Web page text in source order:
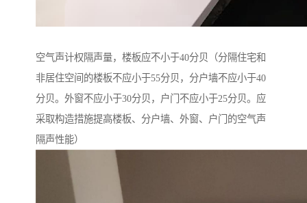
空气声计权隔声量，楼板应不小于40分贝（分隔住宅和
非居住空间的楼板不应小于55分贝，分户墙不应小于40
分贝。外窗不应小于30分贝，户门不应小于25分贝。应
采取构造措施提高楼板、分户墙、外窗、户门的空气声
隔声性能）